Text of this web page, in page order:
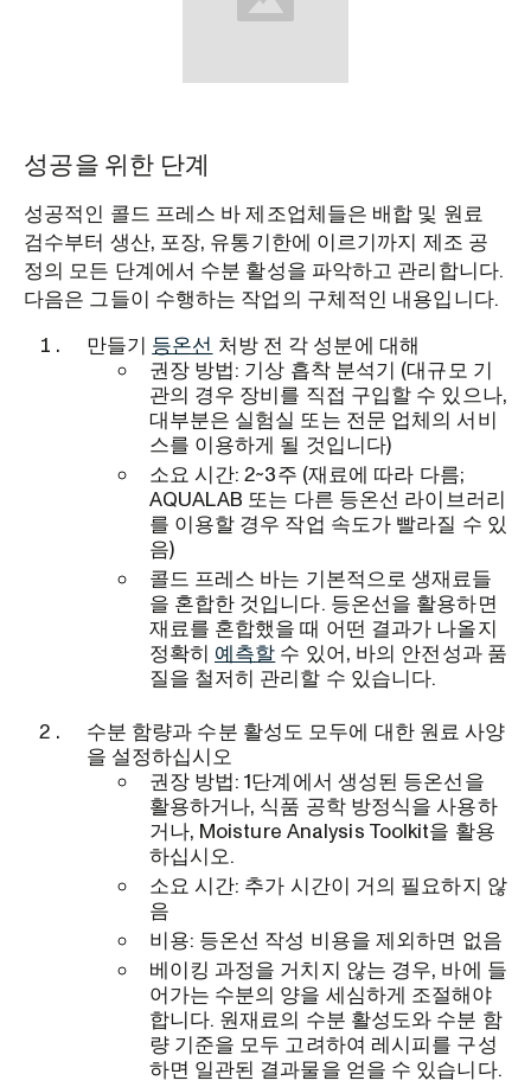
성공을 위한 단계
성공적인 콜드 프레스 바 제조업체들은 배합 및 원료
검수부터 생산, 포장, 유통기한에 이르기까지 제조 공
정의 모든 단계에서 수분 활성을 파악하고 관리합니다.
다음은 그들이 수행하는 작업의 구체적인 내용입니다.
만들기 등온선 처방 전 각 성분에 대해
권장 방법: 기상 흡착 분석기 (대규모 기
관의 경우 장비를 직접 구입할 수 있으나,
대부분은 실험실 또는 전문 업체의 서비
스를 이용하게 될 것입니다)
소요 시간: 2~3주 (재료에 따라 다름;
AQUALAB 또는 다른 등온선 라이브러리
를 이용할 경우 작업 속도가 빨라질 수 있
음)
콜드 프레스 바는 기본적으로 생재료들
을 혼합한 것입니다. 등온선을 활용하면
재료를 혼합했을 때 어떤 결과가 나올지
정확히 예측할 수 있어, 바의 안전성과 품
질을 철저히 관리할 수 있습니다.
수분 함량과 수분 활성도 모두에 대한 원료 사양
을 설정하십시오
권장 방법: 1단계에서 생성된 등온선을
활용하거나, 식품 공학 방정식을 사용하
거나, Moisture Analysis Toolkit을 활용
하십시오.
소요 시간: 추가 시간이 거의 필요하지 않
음
비용: 등온선 작성 비용을 제외하면 없음
베이킹 과정을 거치지 않는 경우, 바에 들
어가는 수분의 양을 세심하게 조절해야
합니다. 원재료의 수분 활성도와 수분 함
량 기준을 모두 고려하여 레시피를 구성
하면 일관된 결과물을 얻을 수 있습니다.